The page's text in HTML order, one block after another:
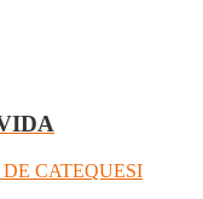
CATEQUESI